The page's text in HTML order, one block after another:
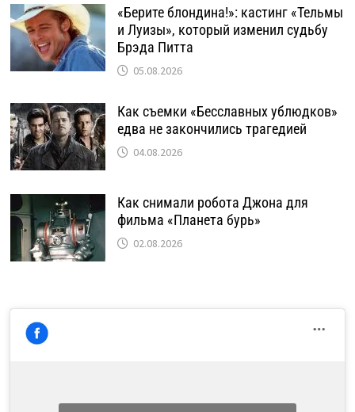
«Берите блондина!»: кастинг «Тельмы
и Луизы», который изменил судьбу
Брэда Питта
05.08.2026
Как съемки «Бесславных ублюдков»
едва не закончились трагедией
04.08.2026
Как снимали робота Джона для
фильма «Планета бурь»
02.08.2026